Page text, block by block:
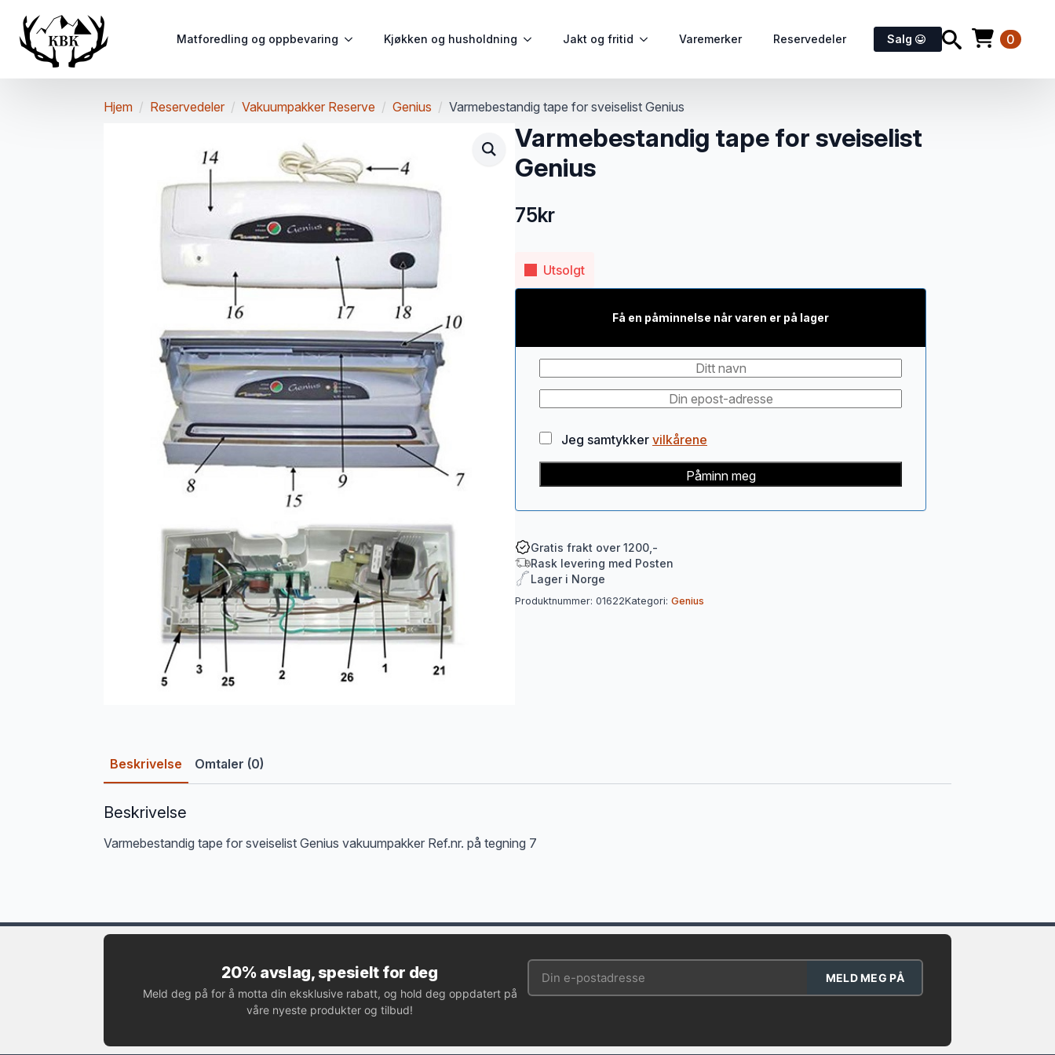
Matforedling og oppbevaring Kjøkken og husholdning Jakt og fritid Varemerker Reservedeler Salg 0
Hjem Reservedeler Vakuumpakker Reserve Genius Varmebestandig tape for sveiselist Genius
Varmebestandig tape for sveiselist
Genius
75kr
Utsolgt
Få en påminnelse når varen er på lager
Jeg samtykker vilkårene
Påminn meg
Gratis frakt over 1200,-
Rask levering med Posten
Lager i Norge
Produktnummer: 01622Kategori: Genius
Beskrivelse Omtaler (0)
Beskrivelse
Varmebestandig tape for sveiselist Genius vakuumpakker Ref.nr. på tegning 7
20% avslag, spesielt for deg
Meld deg på for å motta din eksklusive rabatt, og hold deg oppdatert på
våre nyeste produkter og tilbud!
MELD MEG PÅ